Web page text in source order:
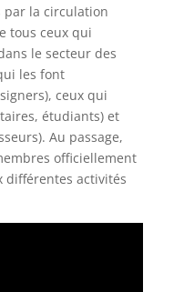
par la circulation
tous ceux qui
le secteur des
les font
ceux qui
étudiants) et
Au passage,
officiellement
activités